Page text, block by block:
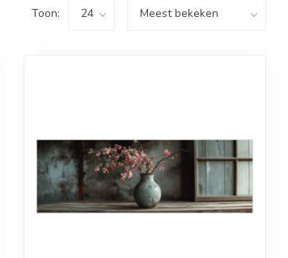
Toon: